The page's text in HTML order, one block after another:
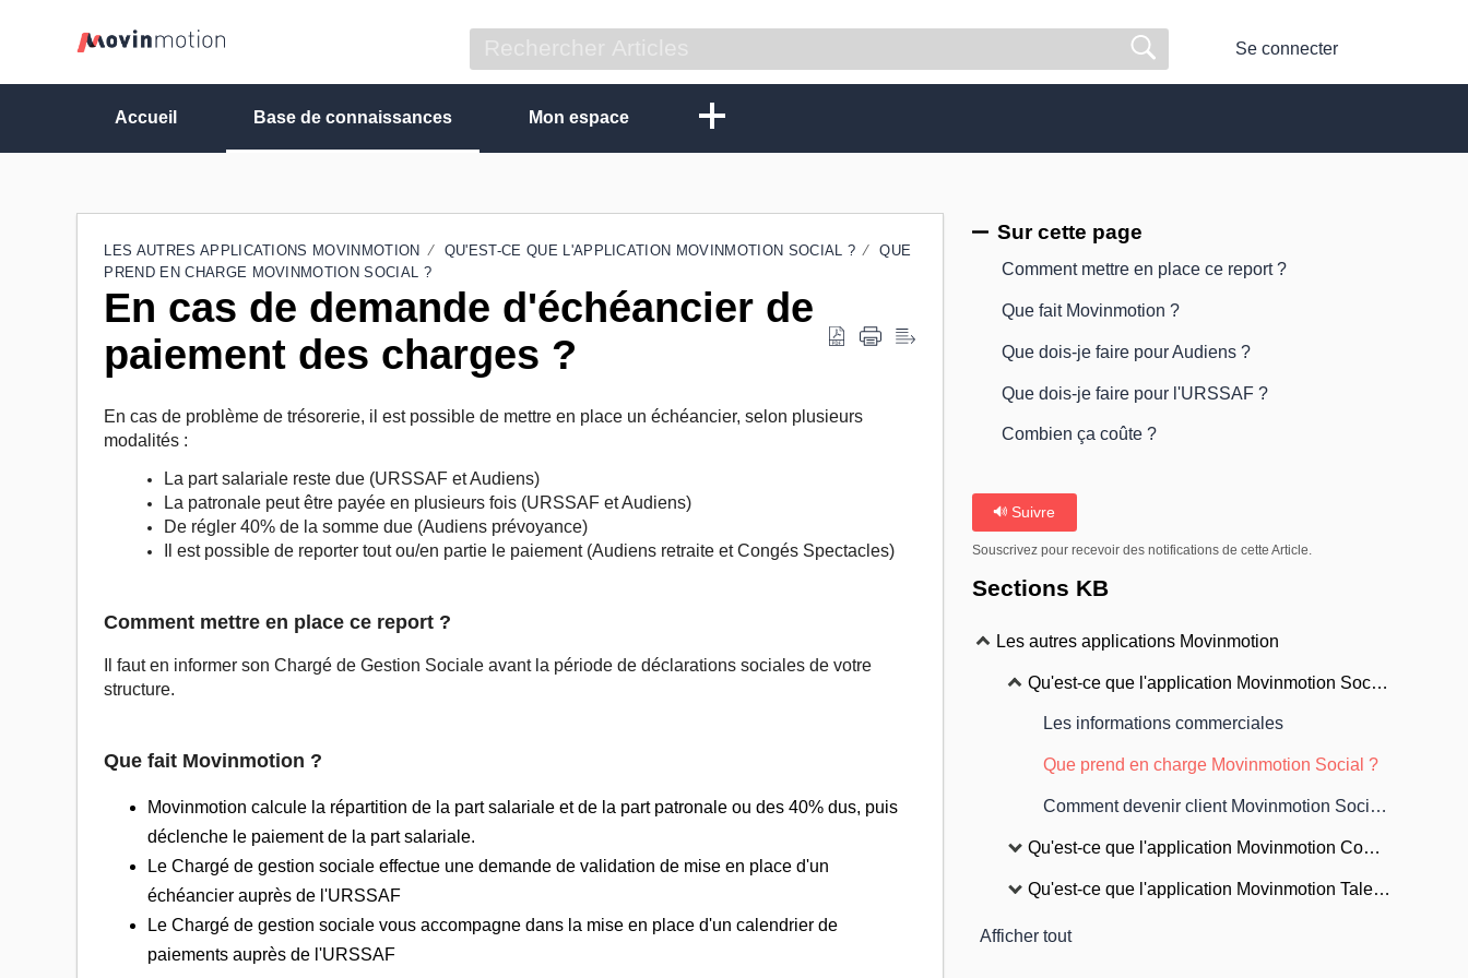
Se connecter
Accueil Base de connaissances Mon espace
LES AUTRES APPLICATIONS MOVINMOTION QU'EST-CE QUE L'APPLICATION MOVINMOTION SOCIAL ?
QUE
PREND EN CHARGE MOVINMOTION SOCIAL ?
En cas de demande d'échéancier de
paiement des charges ?
En cas de problème de trésorerie, il est possible de mettre en place un échéancier, selon plusieurs
modalités :
La part salariale reste due (URSSAF et Audiens)
La patronale peut être payée en plusieurs fois (URSSAF et Audiens)
De régler 40% de la somme due (Audiens prévoyance)
Il est possible de reporter tout ou/en partie le paiement (Audiens retraite et Congés Spectacles)
Comment mettre en place ce report ?
Il faut en informer son Chargé de Gestion Sociale avant la période de déclarations sociales de votre
structure.
Que fait Movinmotion ?
Movinmotion calcule la répartition de la part salariale et de la part patronale ou des 40% dus, puis
déclenche le paiement de la part salariale.
Le Chargé de gestion sociale effectue une demande de validation de mise en place d'un
échéancier auprès de l'URSSAF
Le Chargé de gestion sociale vous accompagne dans la mise en place d'un calendrier de
paiements auprès de l'URSSAF
Sur cette page
Comment mettre en place ce report ?
Que fait Movinmotion ?
Que dois-je faire pour Audiens ?
Que dois-je faire pour l'URSSAF ?
Combien ça coûte ?
Suivre
Souscrivez pour recevoir des notifications de cette Article.
Sections KB
Les autres applications Movinmotion
Qu'est-ce que l'application Movinmotion Social ?
Les informations commerciales
Que prend en charge Movinmotion Social ?
Comment devenir client Movinmotion Social ?
Qu'est-ce que l'application Movinmotion Comptabilité ?
Qu'est-ce que l'application Movinmotion Talents ?
Afficher tout